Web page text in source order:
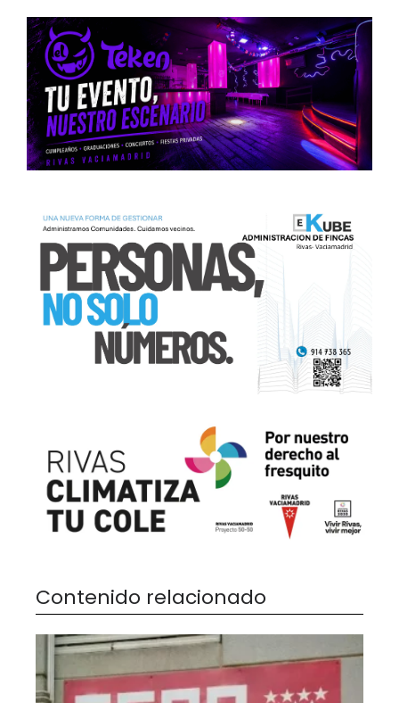
Contenido relacionado